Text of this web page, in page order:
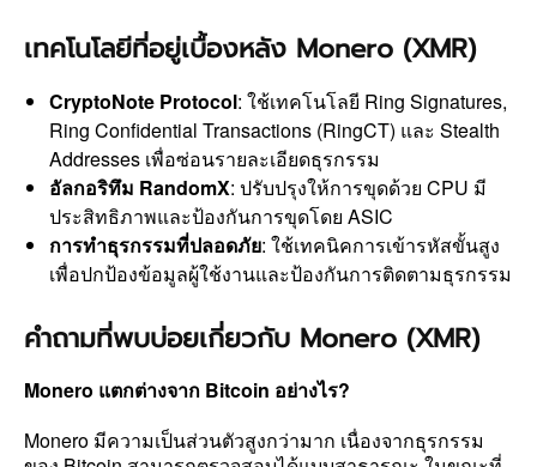
เทคโนโลยีที่อยู่เบื้องหลัง Monero (XMR)
CryptoNote Protocol: ใช้เทคโนโลยี Ring Signatures,
Ring Confidential Transactions (RingCT) และ Stealth
Addresses เพื่อซ่อนรายละเอียดธุรกรรม
อัลกอริทึม RandomX: ปรับปรุงให้การขุดด้วย CPU มี
ประสิทธิภาพและป้องกันการขุดโดย ASIC
การทำธุรกรรมที่ปลอดภัย: ใช้เทคนิคการเข้ารหัสขั้นสูง
เพื่อปกป้องข้อมูลผู้ใช้งานและป้องกันการติดตามธุรกรรม
คำถามที่พบบ่อยเกี่ยวกับ Monero (XMR)
Monero แตกต่างจาก Bitcoin อย่างไร?
Monero มีความเป็นส่วนตัวสูงกว่ามาก เนื่องจากธุรกรรม